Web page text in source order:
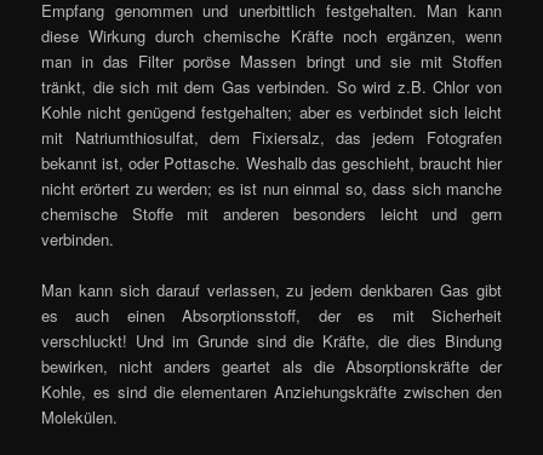
Empfang genommen und unerbittlich festgehalten. Man kann
diese Wirkung durch chemische Kräfte noch ergänzen, wenn
man in das Filter poröse Massen bringt und sie mit Stoffen
tränkt, die sich mit dem Gas verbinden. So wird z.B. Chlor von
Kohle nicht genügend festgehalten; aber es verbindet sich leicht
mit Natriumthiosulfat, dem Fixiersalz, das jedem Fotografen
bekannt ist, oder Pottasche. Weshalb das geschieht, braucht hier
nicht erörtert zu werden; es ist nun einmal so, dass sich manche
chemische Stoffe mit anderen besonders leicht und gern
verbinden.
Man kann sich darauf verlassen, zu jedem denkbaren Gas gibt
es auch einen Absorptionsstoff, der es mit Sicherheit
verschluckt! Und im Grunde sind die Kräfte, die dies Bindung
bewirken, nicht anders geartet als die Absorptionskräfte der
Kohle, es sind die elementaren Anziehungskräfte zwischen den
Molekülen.